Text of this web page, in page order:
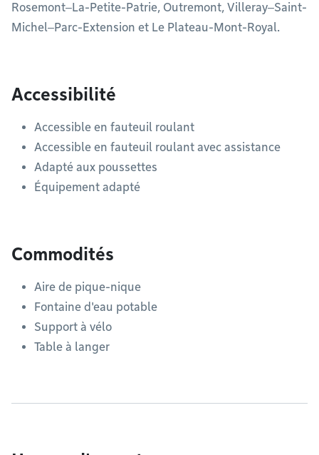
Rosemont‒La-Petite-Patrie, Outremont, Villeray‒Saint-
Michel‒Parc-Extension et Le Plateau-Mont-Royal.
Accessibilité
Accessible en fauteuil roulant
Accessible en fauteuil roulant avec assistance
Adapté aux poussettes
Équipement adapté
Commodités
Aire de pique-nique
Fontaine d'eau potable
Support à vélo
Table à langer